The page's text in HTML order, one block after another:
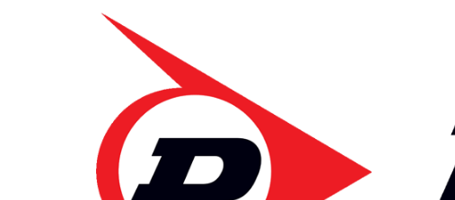
235/55 R18 WINTER